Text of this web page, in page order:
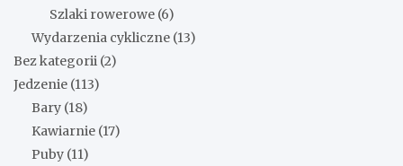
Szlaki rowerowe (6)
Wydarzenia cykliczne (13)
Bez kategorii (2)
Jedzenie (113)
Bary (18)
Kawiarnie (17)
Puby (11)